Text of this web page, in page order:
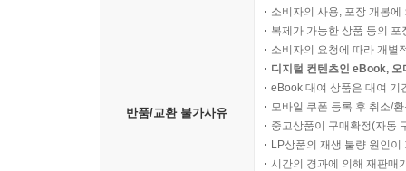
반품/교환 불가사유
소비자의 사용, 포장 개봉
복제가 가능한 상품 등의
소비자의 요청에 따라 개별
디지털 컨텐츠인 eBook,
eBook 대여 상품은 대여 기
모바일 쿠폰 등록 후 취소/
중고상품이 구매확정(자동
LP상품의 재생 불량 원인
시간의 경과에 의해 재판매